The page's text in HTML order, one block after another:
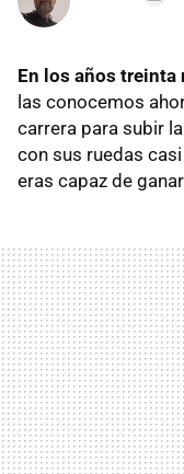
En los años treinta
las conocemos
carrera para subir
con sus ruedas
eras capaz de